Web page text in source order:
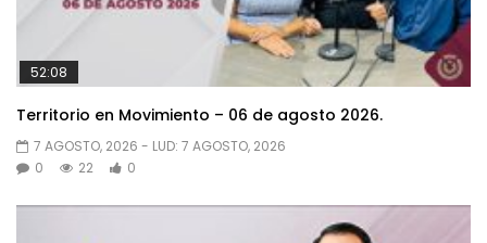
52:08
Territorio en Movimiento – 06 de agosto 2026.
7 AGOSTO, 2026 - LUD: 7 AGOSTO, 2026
0
22 0